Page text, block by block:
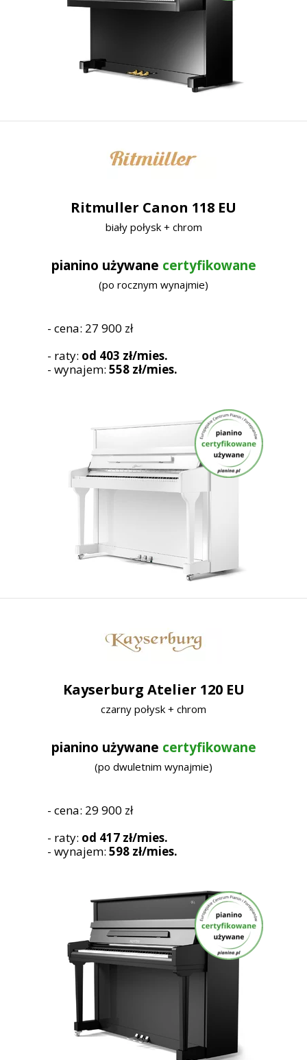
Kayserburg Atelier 120 EU
czarny połysk + chrom
pianino używane certyfikowane
(po dwuletnim wynajmie)
- cena: 29 900 zł
- raty: od 417 zł/mies.
- wynajem: 598 zł/mies.
Ritmuller Canon 118 EU
biały połysk + chrom
pianino używane certyfikowane
(po rocznym wynajmie)
- cena: 27 900 zł
- raty: od 403 zł/mies.
- wynajem: 558 zł/mies.